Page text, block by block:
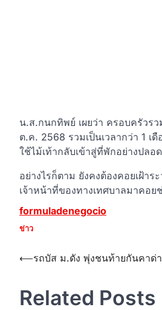
น.ส.กนกทิพย์ เผยว่า ครอบครัว
ต.ค. 2568 รวมเป็นเวลากว่า 1
ใช้ไม้เท้ากลับเข้าสู่ที่พักอย่างปลอ
อย่างไรก็ตาม ยังคงต้องคอยเฝ้า
เจ้าหน้าที่ของทางเทศบาลมาคอ
formuladenegocio
ข่าว
Post
⟵รถบัส ม.ดัง พุ่งชนท้ายกันคาด่า
Related Posts